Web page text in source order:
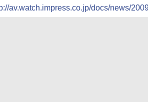
av.watch.impress.co.jp/docs/news/